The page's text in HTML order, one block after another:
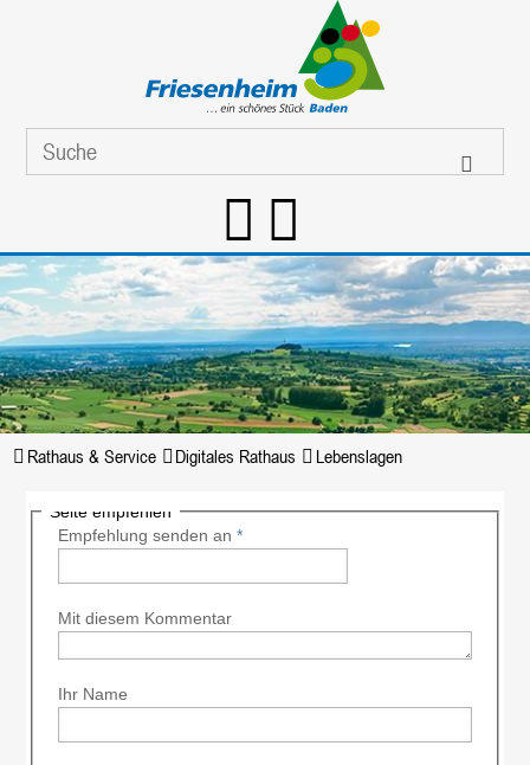
Rathaus & Service Digitales Rathaus Lebenslagen
Seite empfehlen
Empfehlung senden an *
Mit diesem Kommentar
Ihr Name